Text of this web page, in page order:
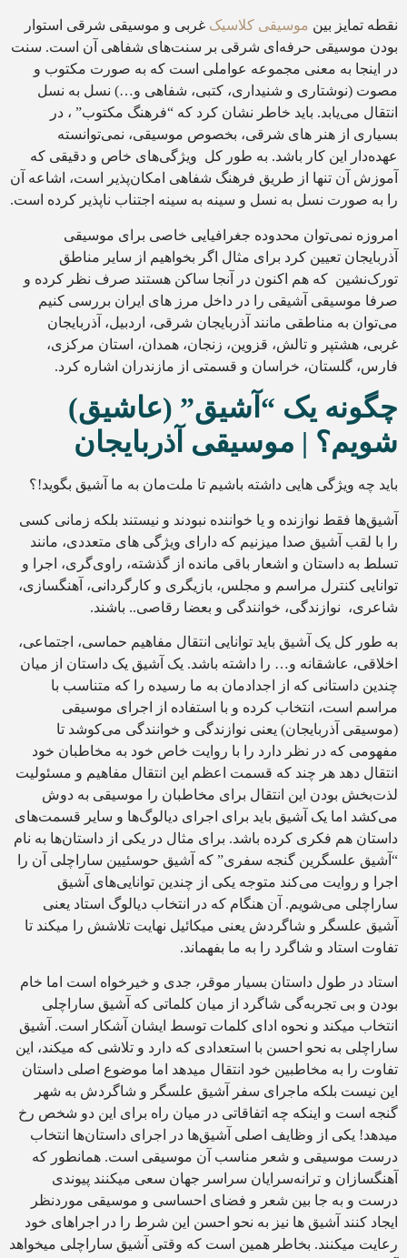
نقطه تمایز بین موسیقی کلاسیک غربی و موسیقی شرقی استوار
بودن موسیقی حرفه‌ای شرقی بر سنت‌های شفاهی آن است. سنت
در اینجا به معنی مجموعه عواملی است که به صورت مکتوب و
مصوت (نوشتاری و شنیداری، کتبی، شفاهی و…) نسل به نسل
انتقال می‌یابد. باید خاطر نشان کرد که “فرهنگ مکتوب” ، در
بسیاری از هنر های شرقی، بخصوص موسیقی، نمی‌توانسته
عهده‌دار این کار باشد. به طور کل ویژگی‌های خاص و دقیقی که
آموزش آن تنها از طریق فرهنگ شفاهی امکان‌پذیر است، اشاعه آن‌
را به صورت نسل به نسل و سینه به سینه اجتناب ناپذیر کرده است.
امروزه نمی‌توان محدوده جغرافیایی خاصی برای موسیقی
آذربایجان تعیین کرد برای مثال اگر بخواهیم از سایر مناطق
تورک‌نشین که هم اکنون در آنجا ساکن هستند صرف نظر کرده و
صرفا موسیقی آشیقی را در داخل مرز های ایران بررسی کنیم
می‌توان به مناطقی مانند آذربایجان شرقی، اردبیل، آذربایجان
غربی، هشتپر و تالش، قزوین، زنجان، همدان، استان مرکزی،
فارس، گلستان، خراسان و قسمتی از مازندران اشاره کرد.
چگونه یک “آشیق” (عاشیق)
شویم؟ | موسیقی آذربایجان
باید چه ویژگی هایی داشته باشیم تا ملت‌مان به ما آشیق بگوید!؟
آشیق‌ها فقط نوازنده و یا خواننده نبودند و نیستند بلکه زمانی کسی
را با لقب آشیق صدا میزنیم که دارای ویژگی های متعددی، مانند
تسلط به داستان و اشعار باقی مانده از گذشته، راوی‌گری، اجرا و
توانایی کنترل مراسم و مجلس، بازیگری و کارگردانی، آهنگسازی،
شاعری، نوازندگی، خوانندگی و بعضا رقاصی.. باشند.
به طور کل یک آشیق باید توانایی انتقال مفاهیم حماسی، اجتماعی،
اخلاقی، عاشقانه و… را داشته باشد. یک آشیق یک داستان از میان
چندین داستانی که از اجدادمان به ما رسیده را که متناسب با
مراسم است، انتخاب کرده و با استفاده از اجرای موسیقی
(موسیقی آذربایجان) یعنی نوازندگی و خوانندگی می‌کوشد تا
مفهومی که در نظر دارد را با روایت خاص خود به مخاطبان خود
انتقال دهد هر چند که قسمت اعظم این انتقال مفاهیم و مسئولیت
لذت‌بخش بودن این انتقال برای مخاطبان را موسیقی به دوش
می‌کشد اما یک آشیق باید برای اجرای دیالوگ‌ها و سایر قسمت‌های
داستان هم فکری کرده باشد. برای مثال در یکی از داستان‌ها به نام
“آشیق علسگرین گنجه سفری” که آشیق حوسئیین ساراچلی آن را
اجرا و روایت می‌کند متوجه یکی از چندین توانایی‌های آشیق
ساراچلی می‌شویم. آن‌ هنگام که در انتخاب دیالوگ استاد یعنی
آشیق علسگر و شاگردش یعنی میکائیل نهایت تلاشش را میکند تا
تفاوت استاد و شاگرد را به ما بفهماند.
استاد در طول داستان بسیار موقر، جدی و خیرخواه است اما خام
بودن و بی تجربه‌گی شاگرد از میان کلماتی که آشیق ساراچلی
انتخاب میکند و نحوه ادای کلمات توسط ایشان آشکار است. آشیق
ساراچلی به نحو احسن با استعدادی که دارد و تلاشی که میکند، این
تفاوت را به مخاطبین خود انتقال میدهد اما موضوع اصلی داستان
این نیست بلکه ماجرای سفر آشیق علسگر و شاگردش به شهر
گنجه است و اینکه چه اتفاقاتی در میان راه برای این دو شخص رخ
میدهد! یکی از وظایف اصلی آشیق‌ها در اجرای داستان‌ها انتخاب
درست موسیقی و شعر مناسب آن موسیقی است. همانطور که
آهنگسازان و ترانه‌سرایان سراسر جهان سعی میکنند پیوندی
درست و به جا بین شعر و فضای احساسی و موسیقی موردنظر
ایجاد کنند آشیق ها نیز به نحو احسن این شرط را در اجراهای خود
رعایت میکنند. بخاطر همین است که وقتی آشیق ساراچلی میخواهد